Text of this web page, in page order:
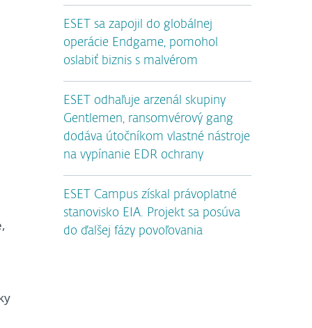
ESET sa zapojil do globálnej
operácie Endgame, pomohol
oslabiť biznis s malvérom
ESET odhaľuje arzenál skupiny
Gentlemen, ransomvérový gang
dodáva útočníkom vlastné nástroje
na vypínanie EDR ochrany
ESET Campus získal právoplatné
stanovisko EIA. Projekt sa posúva
do ďalšej fázy povoľovania